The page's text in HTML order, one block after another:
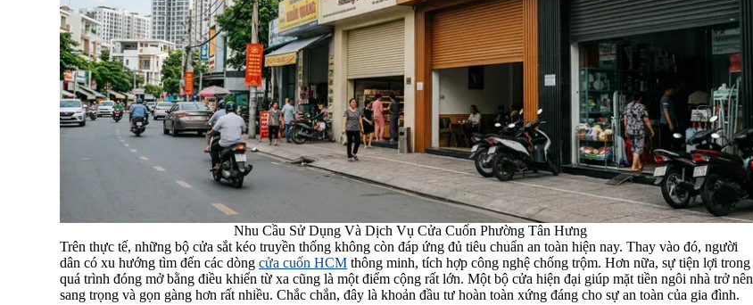
Nhu Cầu Sử Dụng Và Dịch Vụ Cửa Cuốn Phường Tân Hưng
Trên thực tế, những bộ cửa sắt kéo truyền thống không còn đáp ứng đủ tiêu chuẩn an toàn hiện nay. Thay vào đó, người
dân có xu hướng tìm đến các dòngcửa cuốn HCM thông minh, tích hợp công nghệ chống trộm. Hơn nữa, sự tiện lợi trong
quá trình đóng mở bằng điều khiển từ xa cũng là một điểm cộng rất lớn. Một bộ cửa hiện đại giúp mặt tiền ngôi nhà trở nên
sang trọng và gọn gàng hơn rất nhiều. Chắc chắn, đây là khoản đầu tư hoàn toàn xứng đáng cho sự an toàn của gia đình.